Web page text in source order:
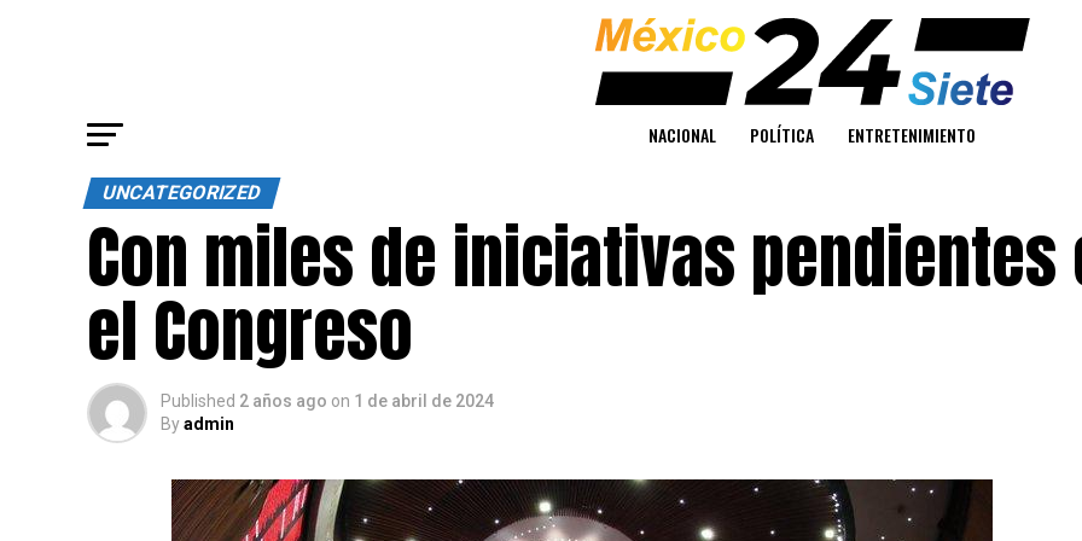
NACIONAL POLÍTICA ENTRETENIMIENTO
UNCATEGORIZED
Con miles de iniciativas pendientes
el Congreso
Published 2 años ago on 1 de abril de 2024
Byadmin